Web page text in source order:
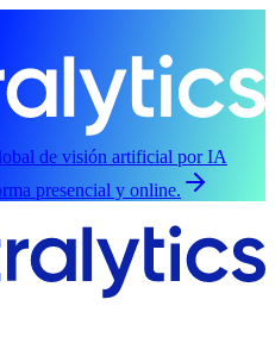
de visión artificial por IA
presencial y online.